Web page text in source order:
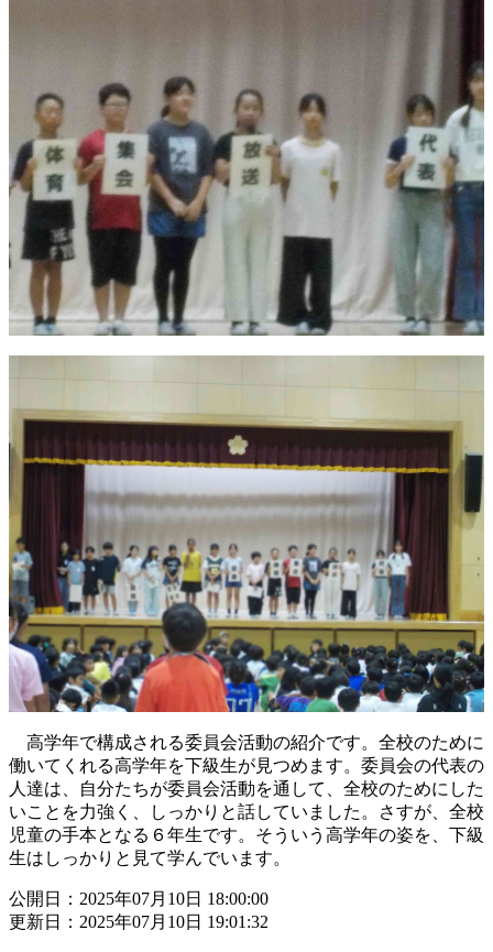
高学年で構成される委員会活動の紹介です。全校のために
働いてくれる高学年を下級生が見つめます。委員会の代表の
人達は、自分たちが委員会活動を通して、全校のためにした
いことを力強く、しっかりと話していました。さすが、全校
児童の手本となる６年生です。そういう高学年の姿を、下級
生はしっかりと見て学んでいます。
公開日：2025年07月10日 18:00:00
更新日：2025年07月10日 19:01:32